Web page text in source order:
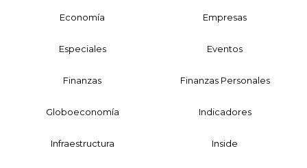
Economía Empresas
Especiales Eventos
Finanzas Finanzas Personales
Globoeconomía Indicadores
Infraestructura Inside